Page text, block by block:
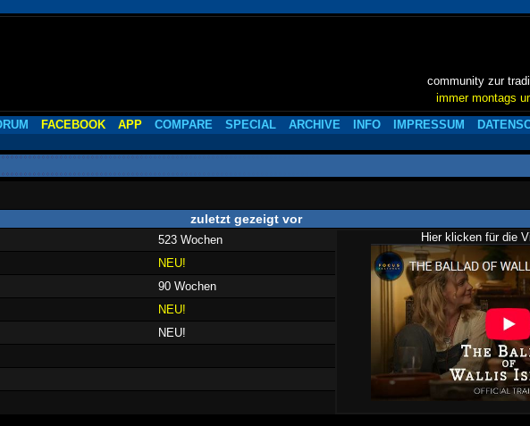
community zur
immer montags
FACEBOOK APP COMPARE SPECIAL ARCHIVE INFO IMPRESSUM
zuletzt gezeigt vor
523 Wochen Hier klicken für die
NEU!
90 Wochen
NEU!
NEU!